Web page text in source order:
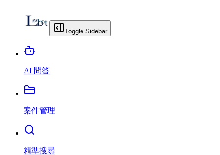
Toggle Sidebar
AI 問答
案件管理
精準搜尋